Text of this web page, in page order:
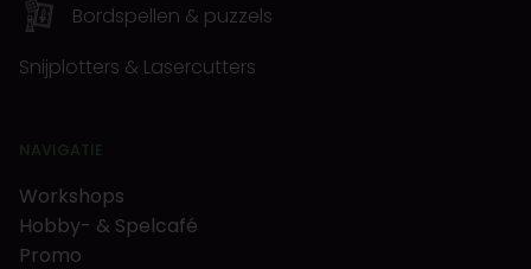
Bordspellen & puzzels
Snijplotters & Lasercutters
NAVIGATIE
Workshops
Hobby- & Spelcafé
Promo